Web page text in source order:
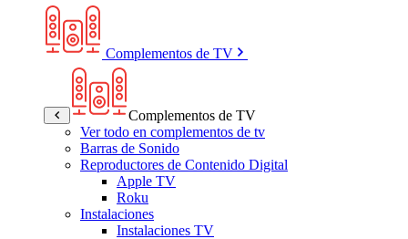
Complementos de TV
Complementos de TV
Ver todo en complementos de tv
Barras de Sonido
Reproductores de Contenido Digital
Apple TV
Roku
Instalaciones
Instalaciones TV